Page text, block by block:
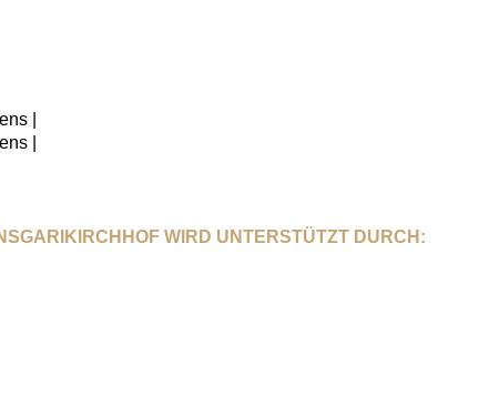
WIRD UNTERSTÜTZT DURCH: